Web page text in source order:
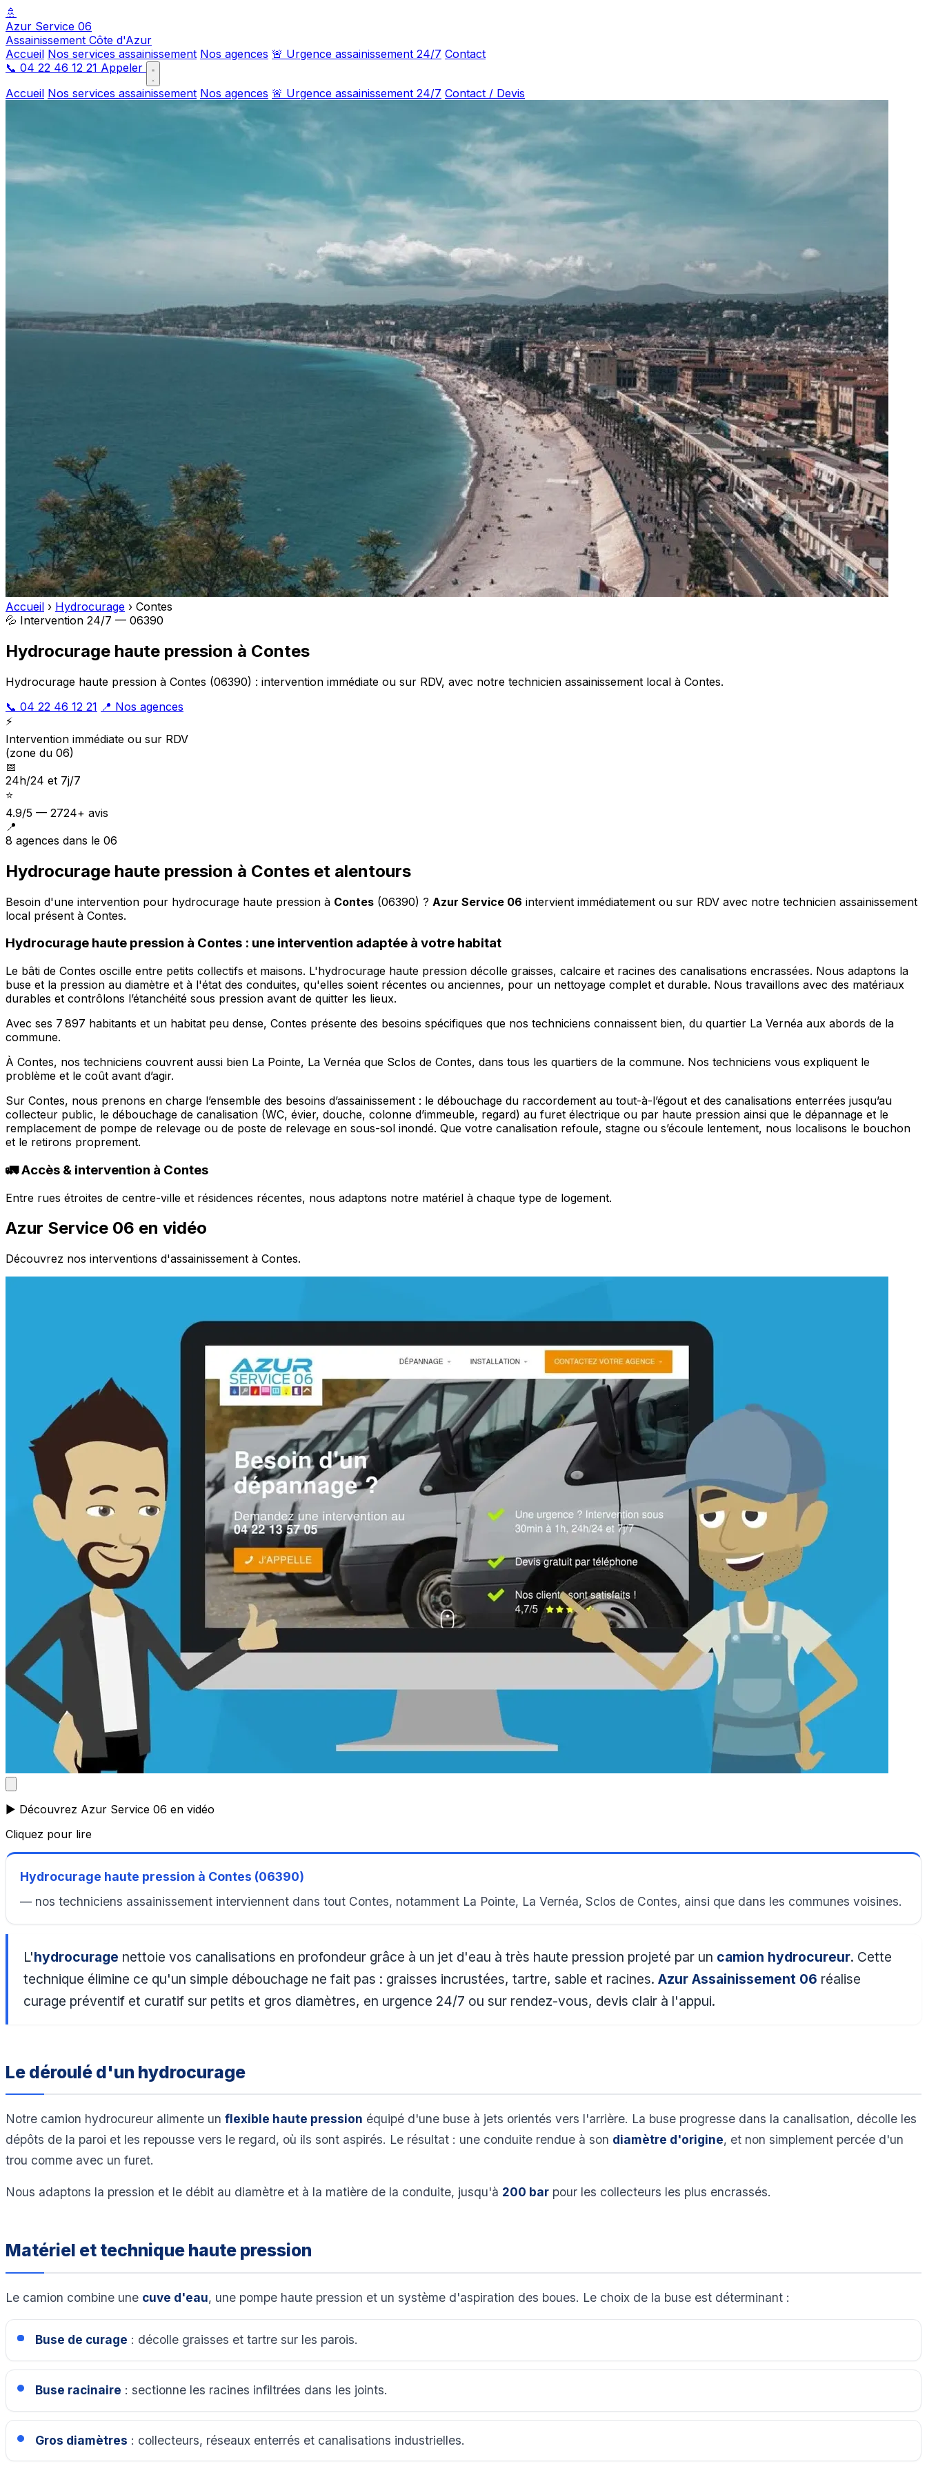
🚿
Azur Service 06
Assainissement Côte d'Azur
Accueil Nos services assainissement Nos agences 🚨 Urgence assainissement 24/7 Contact
📞 04 22 46 12 21 Appeler
Accueil Nos services assainissement Nos agences 🚨 Urgence assainissement 24/7 Contact / Devis
Accueil › Hydrocurage › Contes
💦 Intervention 24/7 — 06390
Hydrocurage haute pression à Contes
Hydrocurage haute pression à Contes (06390) : intervention immédiate ou sur RDV, avec notre technicien assainissement local à Contes.
📞 04 22 46 12 21 📍 Nos agences
⚡
Intervention immédiate ou sur RDV
(zone du 06)
📅
24h/24 et 7j/7
⭐
4.9/5 — 2724+ avis
📍
8 agences dans le 06
Hydrocurage haute pression à Contes et alentours
Besoin d'une intervention pour hydrocurage haute pression à Contes (06390) ? Azur Service 06 intervient immédiatement ou sur RDV avec notre technicien assainissement
local présent à Contes.
Hydrocurage haute pression à Contes : une intervention adaptée à votre habitat
Le bâti de Contes oscille entre petits collectifs et maisons. L'hydrocurage haute pression décolle graisses, calcaire et racines des canalisations encrassées. Nous adaptons la
buse et la pression au diamètre et à l'état des conduites, qu'elles soient récentes ou anciennes, pour un nettoyage complet et durable. Nous travaillons avec des matériaux
durables et contrôlons l’étanchéité sous pression avant de quitter les lieux.
Avec ses 7 897 habitants et un habitat peu dense, Contes présente des besoins spécifiques que nos techniciens connaissent bien, du quartier La Vernéa aux abords de la
commune.
À Contes, nos techniciens couvrent aussi bien La Pointe, La Vernéa que Sclos de Contes, dans tous les quartiers de la commune. Nos techniciens vous expliquent le
problème et le coût avant d’agir.
Sur Contes, nous prenons en charge l’ensemble des besoins d’assainissement : le débouchage du raccordement au tout-à-l’égout et des canalisations enterrées jusqu’au
collecteur public, le débouchage de canalisation (WC, évier, douche, colonne d’immeuble, regard) au furet électrique ou par haute pression ainsi que le dépannage et le
remplacement de pompe de relevage ou de poste de relevage en sous-sol inondé. Que votre canalisation refoule, stagne ou s’écoule lentement, nous localisons le bouchon
et le retirons proprement.
🚛 Accès & intervention à Contes
Entre rues étroites de centre-ville et résidences récentes, nous adaptons notre matériel à chaque type de logement.
Azur Service 06 en vidéo
Découvrez nos interventions d'assainissement à Contes.
▶️ Découvrez Azur Service 06 en vidéo
Cliquez pour lire
Hydrocurage haute pression à Contes (06390)
— nos techniciens assainissement interviennent dans tout Contes, notamment La Pointe, La Vernéa, Sclos de Contes, ainsi que dans les communes voisines.
L'hydrocurage nettoie vos canalisations en profondeur grâce à un jet d'eau à très haute pression projeté par un camion hydrocureur. Cette
technique élimine ce qu'un simple débouchage ne fait pas : graisses incrustées, tartre, sable et racines.Azur Assainissement 06 réalise
curage préventif et curatif sur petits et gros diamètres, en urgence 24/7 ou sur rendez-vous, devis clair à l'appui.
Le déroulé d'un hydrocurage
Notre camion hydrocureur alimente un flexible haute pression équipé d'une buse à jets orientés vers l'arrière. La buse progresse dans la canalisation, décolle les
dépôts de la paroi et les repousse vers le regard, où ils sont aspirés. Le résultat : une conduite rendue à son diamètre d'origine, et non simplement percée d'un
trou comme avec un furet.
Nous adaptons la pression et le débit au diamètre et à la matière de la conduite, jusqu'à 200 bar pour les collecteurs les plus encrassés.
Matériel et technique haute pression
Le camion combine une cuve d'eau, une pompe haute pression et un système d'aspiration des boues. Le choix de la buse est déterminant :
Buse de curage : décolle graisses et tartre sur les parois.
Buse racinaire : sectionne les racines infiltrées dans les joints.
Gros diamètres : collecteurs, réseaux enterrés et canalisations industrielles.